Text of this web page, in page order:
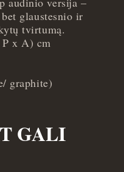
glaustesnio ir
tvirtumą.
x A) cm
graphite)
GALI